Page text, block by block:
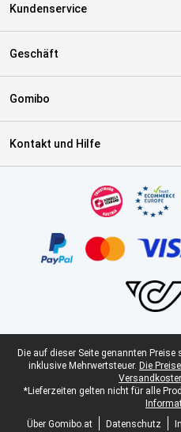
Kundenservice
Geschäft
Gomibo
Kontakt und Hilfe
Juristische Fußzeile
Die auf dieser Seite genannten
inklusive Mehrwertsteuer. Die
*Lieferzeiten gelten nicht für alle
Über Gomibo.at
Datenschutz